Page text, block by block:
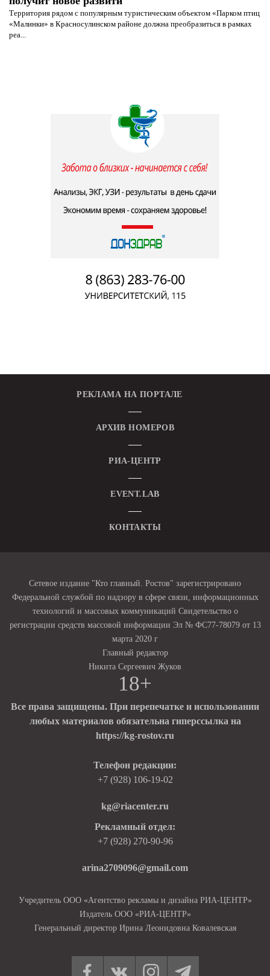
Территория рядом с популярным туристическим объектом «Парком птиц
«Малинки» в Красносулинском районе должна преобразиться в рамках
реа...
РЕКЛАМА НА ПОРТАЛЕ
АРХИВ НОМЕРОВ
РИА-ЦЕНТР
EVENT.LAB
КОНТАКТЫ
Сетевое издание "Кто главный. Ростов" зарегистрировано
Федеральной службой по надзору в сфере связи, информационных
технологий и массовых коммуникаций Свидетельство о
регистрации средств массовой информации Эл № ФС77-78079 от 13
марта 2020 г
Главный редактор
Никита Сергеевич Жуков
18+
Все права защищены. При перепечатке и использовании
любых материалов обязательна гиперссылка на
https://kg-rostov.ru
Телефон редакции:
+7 (928) 106-19-02
kg@riacenter.ru
Рекламный отдел:
+7 (928) 270-90-96
arina2709096@gmail.com
Учредитель ООО «Агентство рекламы и дизайна РИА-ЦЕНТР»
Издатель ООО «РИА-ЦЕНТР»
Генеральный директор Ирина Леонидовна Ковалевская